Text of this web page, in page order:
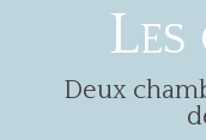
Les
Deux